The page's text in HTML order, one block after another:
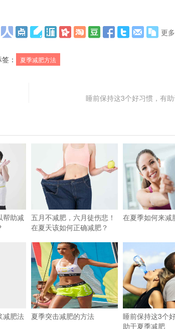
更多
： 夏季减肥方法
睡前保持这3个好习惯，有
帮助减
五月不减肥，六月徒伤悲！
在夏天该如何正确减肥？
在夏季如何来减
减肥法 夏季突击减肥的方法
睡前保持这3个
助于夏季减肥